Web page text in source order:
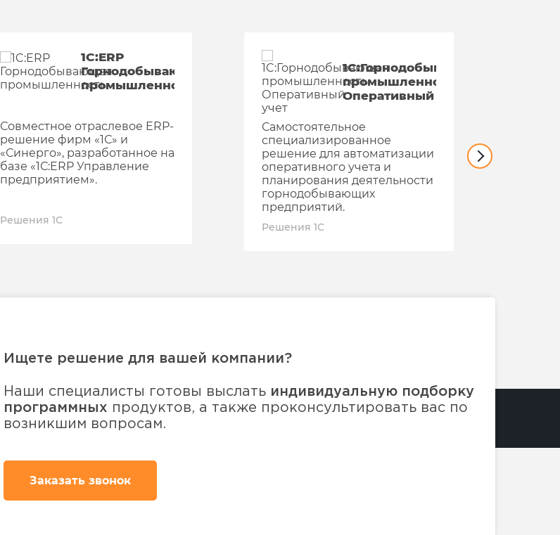
1C:ERP
Горнодобывающая
промышленность
Совместное отраслевое ERP-
решение фирм «1С» и
«Синерго», разработанное на
базе «1С:ERP Управление
предприятием».
Решения 1С
1C:Горнодобывающая
промышленность.
Оперативный
Самостоятельное
специализированное
решение для автоматизации
оперативного учета и
планирования деятельности
горнодобывающих
предприятий.
Решения 1С
Ищете решение для вашей компании?
Наши специалисты готовы выслать индивидуальную подборку
программных продуктов, а также проконсультировать вас по
возникшим вопросам.
Заказать звонок